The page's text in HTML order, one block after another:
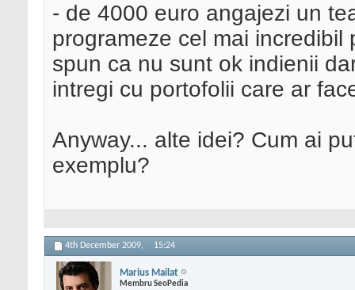
- de 4000 euro angajezi un
programeze cel mai
spun ca nu sunt ok indienii
intregi cu portofolii care ar
Anyway... alte idei? Cum ai
exemplu?
4th December 2009, 15:24
Marius Mailat
Membru SeoPedia